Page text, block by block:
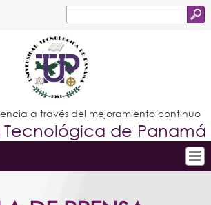
de
búsqueda
Estudiantes
Docentes
Administrativos
Graduados
a través del mejoramiento continuo
Tecnológica de Panamá